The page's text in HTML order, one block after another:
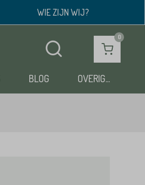
WIE ZIJN WIJ?
BLOG OVERIG...